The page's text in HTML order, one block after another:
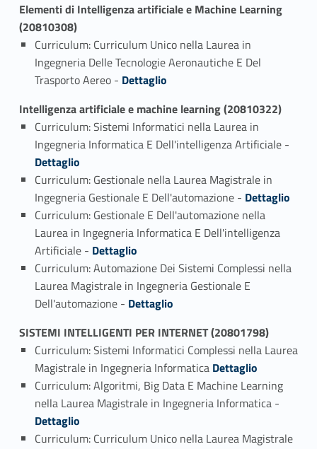
Elementi di Intelligenza artificiale e Machine Learning
(20810308)
Curriculum: Curriculum Unico nella Laurea in
Ingegneria Delle Tecnologie Aeronautiche E Del
Trasporto Aereo - Link identifier #identifier_person_120760-1
Dettaglio
Intelligenza artificiale e machine learning (20810322)
Curriculum: Sistemi Informatici nella Laurea in
Ingegneria Informatica E Dell'intelligenza Artificiale -
Dettaglio
Curriculum: Gestionale nella Laurea Magistrale in
Ingegneria Gestionale E Dell'automazione - Link identifier #identifier_person_151517-2
Dettaglio
Curriculum: Gestionale E Dell'automazione nella
Laurea in Ingegneria Informatica E Dell'intelligenza
Artificiale - Link identifier #identifier_person_2941-3
Dettaglio
Curriculum: Automazione Dei Sistemi Complessi nella
Laurea Magistrale in Ingegneria Gestionale E
Dell'automazione - Link identifier #identifier_person_198969-4
Dettaglio
SISTEMI INTELLIGENTI PER INTERNET (20801798)
Curriculum: Sistemi Informatici Complessi nella Laurea
Magistrale in Ingegneria Informatica Link identifier #identifier_person_31704-1
Dettaglio
Curriculum: Algoritmi, Big Data E Machine Learning
nella Laurea Magistrale in Ingegneria Informatica -Link identifier #identifier_person_49320-2
Dettaglio
Curriculum: Curriculum Unico nella Laurea Magistrale